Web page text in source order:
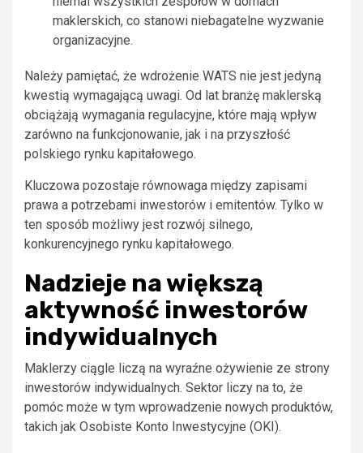
maklerskich, co stanowi niebagatelne wyzwanie
organizacyjne.
Należy pamiętać, że wdrożenie WATS nie jest jedyną
kwestią wymagającą uwagi. Od lat branżę maklerską
obciążają wymagania regulacyjne, które mają wpływ
zarówno na funkcjonowanie, jak i na przyszłość
polskiego rynku kapitałowego.
Kluczowa pozostaje równowaga między zapisami
prawa a potrzebami inwestorów i emitentów. Tylko w
ten sposób możliwy jest rozwój silnego,
konkurencyjnego rynku kapitałowego.
Nadzieje na większą
aktywność inwestorów
indywidualnych
Maklerzy ciągle liczą na wyraźne ożywienie ze strony
inwestorów indywidualnych. Sektor liczy na to, że
pomóc może w tym wprowadzenie nowych produktów,
takich jak Osobiste Konto Inwestycyjne (OKI).